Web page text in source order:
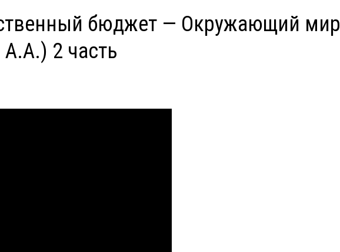
бюджет — Окружающий мир
2 часть